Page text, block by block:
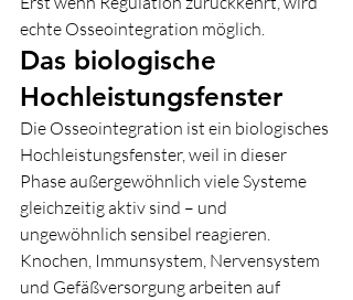
echte Osseointegration möglich.
Das biologische
Hochleistungsfenster
Die Osseointegration ist ein biologisches
Hochleistungsfenster, weil in dieser
Phase außergewöhnlich viele Systeme
gleichzeitig aktiv sind – und
ungewöhnlich sensibel reagieren.
Knochen, Immunsystem, Nervensystem
und Gefäßversorgung arbeiten auf